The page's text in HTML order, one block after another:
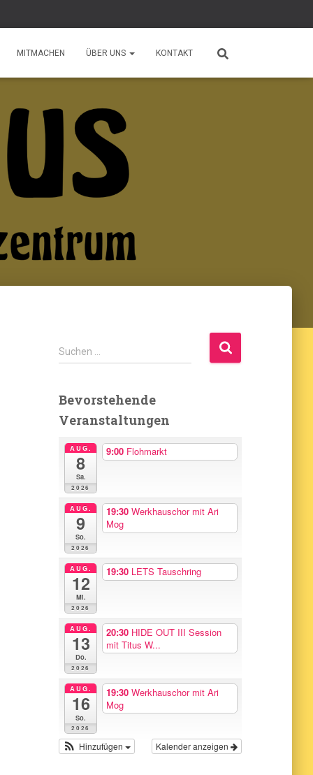
MITMACHEN ÜBER UNS KONTAKT
S
u
e
n
n
:
Suchen …
Bevorstehende
Veranstaltungen
AUG.
8
Sa.
2026
9:00 Flohmarkt
AUG.
9
So.
2026
19:30Werkhauschor mit Ari
Mog
AUG.
12
Mi.
2026
19:30 LETS Tauschring
AUG.
13
Do.
2026
20:30 HIDE OUT III Session
mit Titus W...
AUG.
16
So.
2026
19:30Werkhauschor mit Ari
Mog
Kalender anzeigen
Hinzufügen